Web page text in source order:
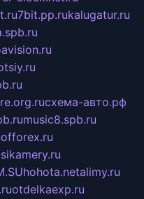
7bit.pp.rukalugatur.ru
схема-авто.рф
music8.spb.ru
hohota.netalimy.ru
otdelkaexp.ru